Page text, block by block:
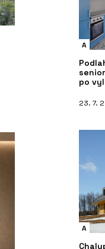
A
po
23. 7.
A